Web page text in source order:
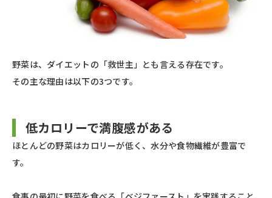
野菜は、ダイエットの「救世主」とも言える存在です。
その主な理由は以下の3つです。
低カロリーで満腹感がある
ほとんどの野菜はカロリーが低く、水分や食物繊維が豊富で
す。